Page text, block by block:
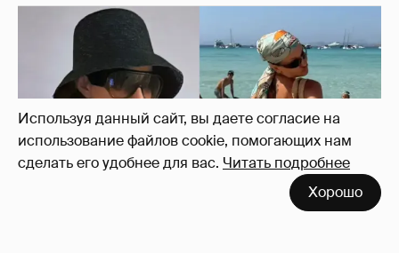
Используя данный сайт, вы даете согласие на
использование файлов cookie, помогающих нам
сделать его удобнее для вас. Читать подробнее
Хорошо